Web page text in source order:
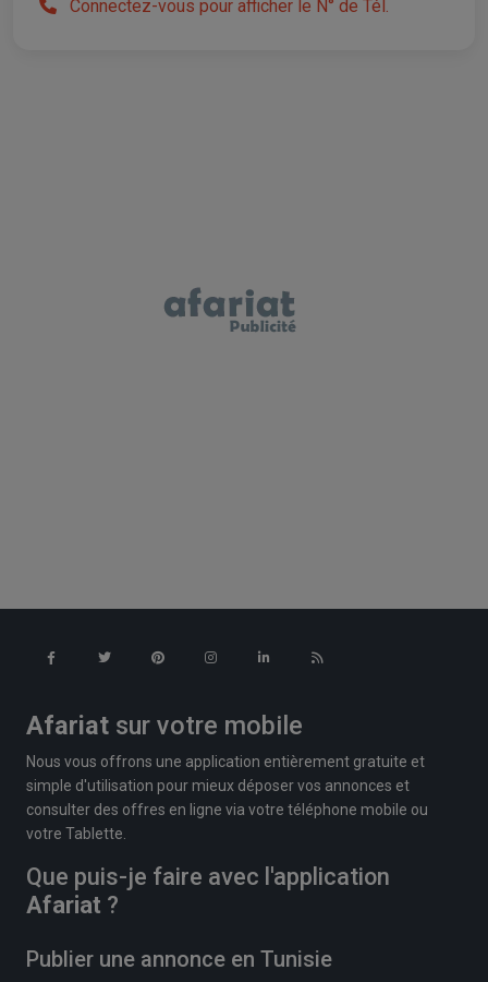
Connectez-vous pour afficher le N° de Tél.
Afariat sur votre mobile
Nous vous offrons une application entièrement gratuite et
simple d'utilisation pour mieux déposer vos annonces et
consulter des offres en ligne via votre téléphone mobile ou
votre Tablette.
Que puis-je faire avec l'application
Afariat ?
Publier une annonce en Tunisie